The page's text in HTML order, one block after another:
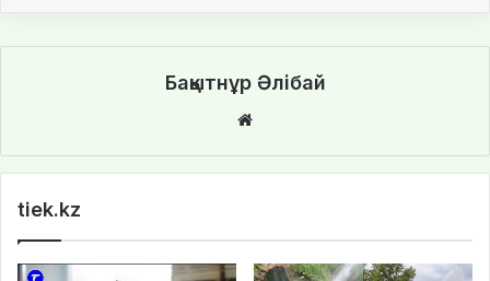
Бақытнұр Әлібай
te
tiek.kz